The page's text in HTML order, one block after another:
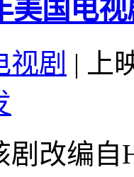
美国电
视剧 |
上
编自